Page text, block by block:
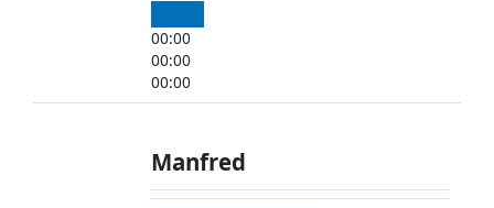
00:00
00:00
00:00
Manfred